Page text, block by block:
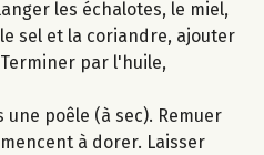
les échalotes, le miel,
sel et la coriandre, ajouter
par l'huile,
poêle (à sec). Remuer
à dorer. Laisser